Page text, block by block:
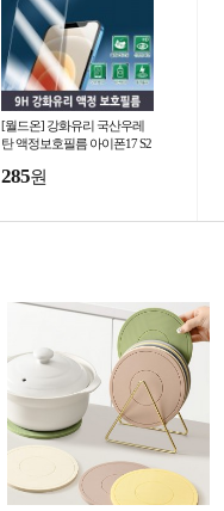
[월드온] 강화유리 국산우레
탄 액정보호필름 아이폰17 S2
갤럭시 아이폰
285원